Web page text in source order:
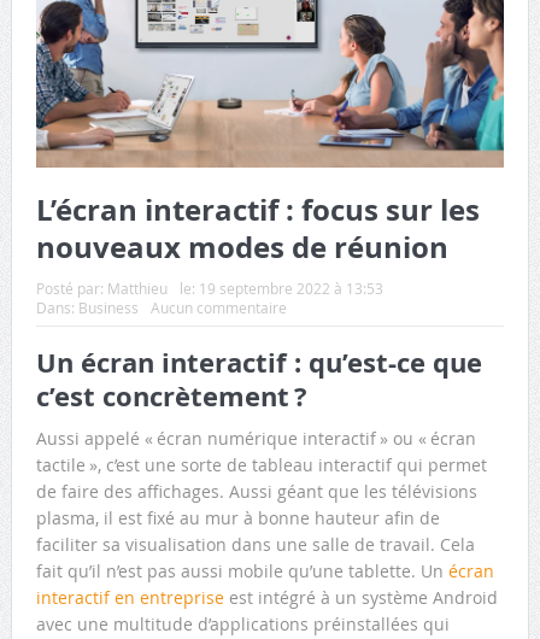
L’écran interactif : focus sur les
nouveaux modes de réunion
Posté par: Matthieu le: 19 septembre 2022 à 13:53
Dans: Business Aucun commentaire
Un écran interactif : qu’est-ce que
c’est concrètement ?
Aussi appelé « écran numérique interactif » ou « écran
tactile », c’est une sorte de tableau interactif qui permet
de faire des affichages. Aussi géant que les télévisions
plasma, il est fixé au mur à bonne hauteur afin de
faciliter sa visualisation dans une salle de travail. Cela
fait qu’il n’est pas aussi mobile qu’une tablette. Un écran
interactif en entrepriseest intégré à un système Android
avec une multitude d’applications préinstallées qui